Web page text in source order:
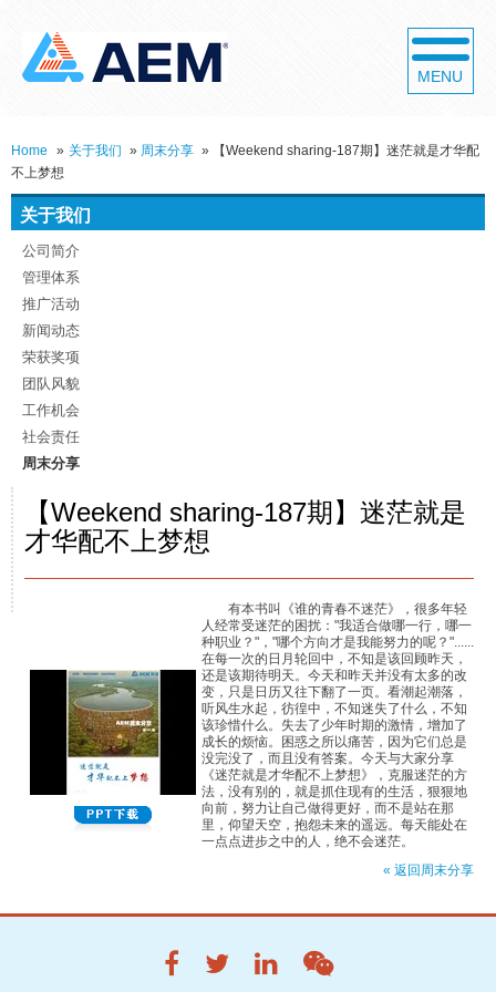
MENU
Home » 关于我们 » 周末分享 »
【Weekend sharing-187期】迷茫就是才华配
不上梦想
关于我们
公司简介
管理体系
推广活动
新闻动态
荣获奖项
团队风貌
工作机会
社会责任
周末分享
【Weekend sharing-187期】迷茫就是
才华配不上梦想
有本书叫《谁的青春不迷茫》，很多年轻
人经常受迷茫的困扰："我适合做哪一行，哪一
种职业？"，"哪个方向才是我能努力的呢？"......
在每一次的日月轮回中，不知是该回顾昨天，
还是该期待明天。今天和昨天并没有太多的改
变，只是日历又往下翻了一页。看潮起潮落，
听风生水起，彷徨中，不知迷失了什么，不知
该珍惜什么。失去了少年时期的激情，增加了
成长的烦恼。困惑之所以痛苦，因为它们总是
没完没了，而且没有答案。今天与大家分享
《迷茫就是才华配不上梦想》，克服迷茫的方
法，没有别的，就是抓住现有的生活，狠狠地
向前，努力让自己做得更好，而不是站在那
里，仰望天空，抱怨未来的遥远。每天能处在
一点点进步之中的人，绝不会迷茫。
« 返回周末分享